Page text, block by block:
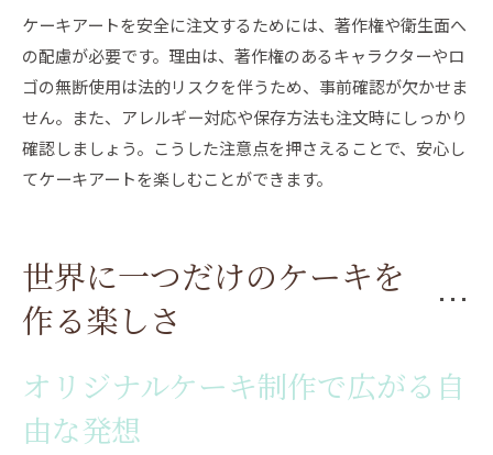
ケーキアートを安全に注文するためには、著作権や衛生面へ
の配慮が必要です。理由は、著作権のあるキャラクターやロ
ゴの無断使用は法的リスクを伴うため、事前確認が欠かせま
せん。また、アレルギー対応や保存方法も注文時にしっかり
確認しましょう。こうした注意点を押さえることで、安心し
てケーキアートを楽しむことができます。
世界に一つだけのケーキを
作る楽しさ
オリジナルケーキ制作で広がる自
由な発想